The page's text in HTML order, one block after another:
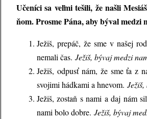
Učeníci sa veľmi tešili, že našli
ňom. Prosme Pána, aby býval medzi
Ježiš, prepáč, že sme v našej
nemali čas. Ježiš, bývaj medzi
Ježiš, odpusť nám, že sme ťa z
svojimi hádkami a hnevom.
Ježiš, zostaň s nami a daj nám
nami bolo dobre. Ježiš, bývaj